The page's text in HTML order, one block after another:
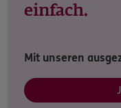
einfach.
Mit unseren